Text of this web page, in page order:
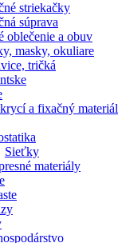
striekačky
súprava
oblečenie a obuv
masky, okuliare
tričká
a fixačný materiál
Sieťky
materiály